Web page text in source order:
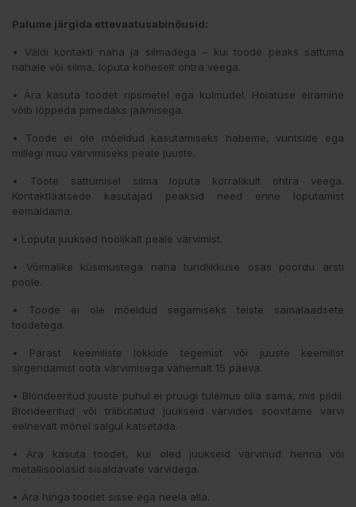
Palume järgida ettevaatusabinõusid:
• Väldi kontakti naha ja silmadega – kui toode peaks sattuma
nahale või silma, loputa koheselt ohtra veega.
• Ära kasuta toodet ripsmetel ega kulmudel. Hoiatuse eiramine
võib lõppeda pimedaks jäämisega.
• Toode ei ole mõeldud kasutamiseks habeme, vuntside ega
millegi muu värvimiseks peale juuste.
• Toote sattumisel silma loputa korralikult ohtra veega.
Kontaktläätsede kasutajad peaksid need enne loputamist
eemaldama.
• Loputa juuksed hoolikalt peale värvimist.
• Võimalike küsimustega naha tundlikkuse osas pöördu arsti
poole.
• Toode ei ole mõeldud segamiseks teiste samalaadsete
toodetega.
• Pärast keemiliste lokkide tegemist või juuste keemilist
sirgendamist oota värvimisega vähemalt 15 päeva.
• Blondeeritud juuste puhul ei pruugi tulemus olla sama, mis pildil.
Blondeeritud või triibutatud juukseid värvides soovitame värvi
eelnevalt mõnel salgul katsetada.
• Ära kasuta toodet, kui oled juukseid värvinud henna või
metallisoolasid sisaldavate värvidega.
• Ära hinga toodet sisse ega neela alla.